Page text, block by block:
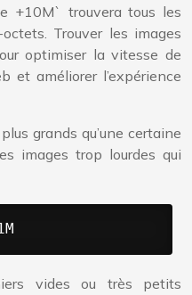
+10M` trouvera tous les
Trouver les images
optimiser la vitesse de
et améliorer l’expérience
grands qu’une certaine
images trop lourdes qui
vides ou très petits